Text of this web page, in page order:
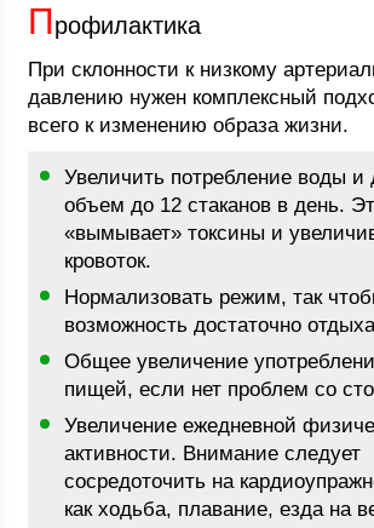
Профилактика
При склонности к низкому
давлению нужен комплексный
всего к изменению образа жизни.
Увеличить потребление воды и
объем до 12 стаканов в день.
«вымывает» токсины и
кровоток.
Нормализовать режим, так
возможность достаточно
Общее увеличение
пищей, если нет проблем со
Увеличение ежедневной
активности. Внимание следует
сосредоточить на
как ходьба, плавание, езда на